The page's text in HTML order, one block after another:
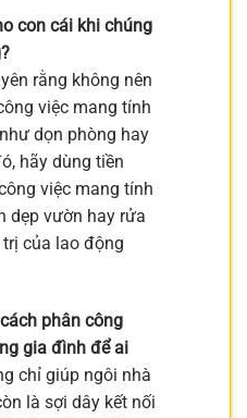
con cái khi chúng
rằng không nên
việc mang tính
dọn phòng hay
hãy dùng tiền
việc mang tính
dẹp vườn hay rửa
của lao động
cách phân công
gia đình để ai
chỉ giúp ngôi nhà
là sợi dây kết nối